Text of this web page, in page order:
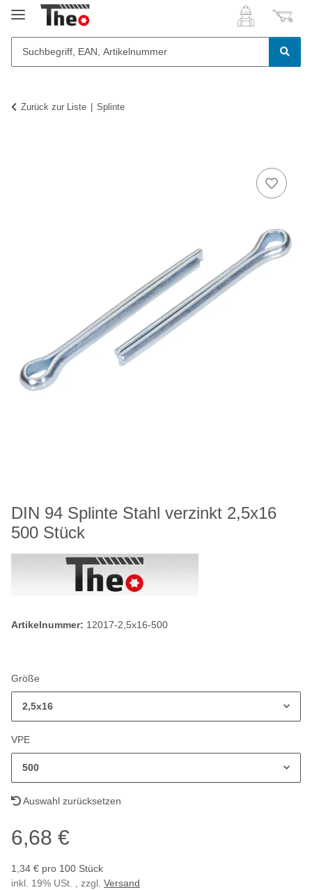
Zurück zur Liste Splinte
DIN 94 Splinte Stahl verzinkt 2,5x16
500 Stück
Artikelnummer: 12017-2,5x16-500
Größe
2,5x16
VPE
500
Auswahl zurücksetzen
6,68 €
1,34 € pro 100 Stück
inkl. 19% USt. , zzgl. Versand